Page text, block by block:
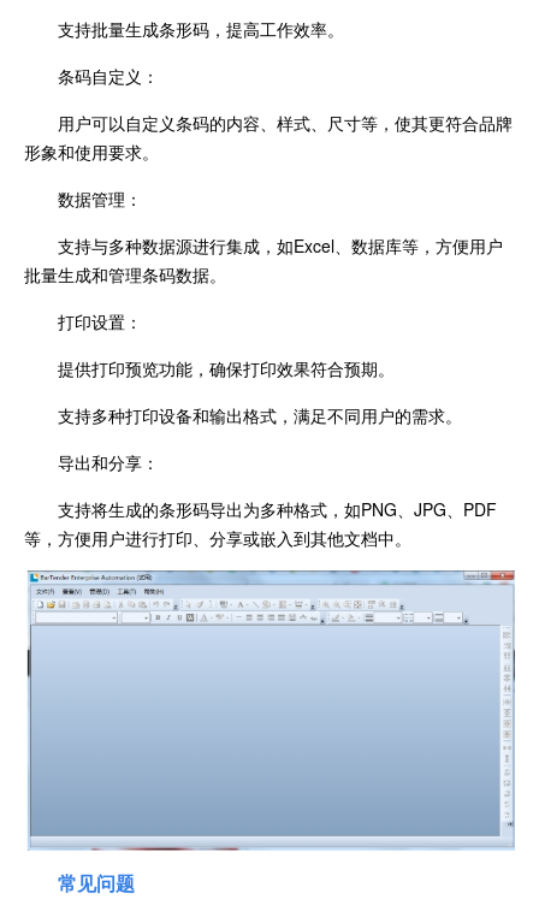
支持批量生成条形码，提高工作效率。
条码自定义：
用户可以自定义条码的内容、样式、尺寸等，使其更符合品牌
形象和使用要求。
数据管理：
支持与多种数据源进行集成，如Excel、数据库等，方便用户
批量生成和管理条码数据。
打印设置：
提供打印预览功能，确保打印效果符合预期。
支持多种打印设备和输出格式，满足不同用户的需求。
导出和分享：
支持将生成的条形码导出为多种格式，如PNG、JPG、PDF
等，方便用户进行打印、分享或嵌入到其他文档中。
常见问题